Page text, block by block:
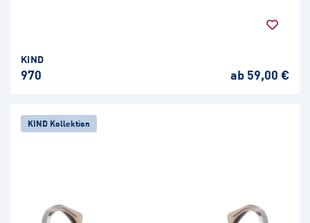
KIND
970 ab 59,00 €
KIND Kollektion